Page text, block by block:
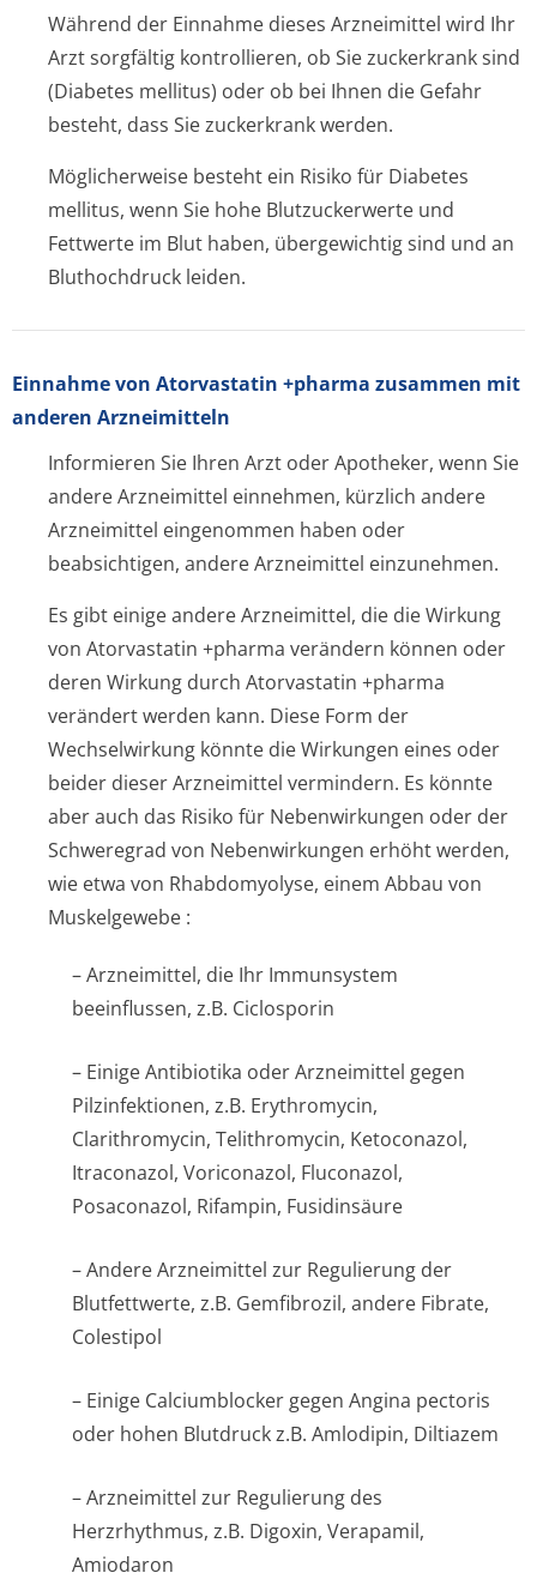
Während der Einnahme dieses Arzneimittel wird Ihr
Arzt sorgfältig kontrollieren, ob Sie zuckerkrank sind
(Diabetes mellitus) oder ob bei Ihnen die Gefahr
besteht, dass Sie zuckerkrank werden.
Möglicherweise besteht ein Risiko für Diabetes
mellitus, wenn Sie hohe Blutzuckerwerte und
Fettwerte im Blut haben, übergewichtig sind und an
Bluthochdruck leiden.
Einnahme von Atorvastatin +pharma zusammen mit
anderen Arzneimitteln
Informieren Sie Ihren Arzt oder Apotheker, wenn Sie
andere Arzneimittel einnehmen, kürzlich andere
Arzneimittel eingenommen haben oder
beabsichtigen, andere Arzneimittel einzunehmen.
Es gibt einige andere Arzneimittel, die die Wirkung
von Atorvastatin +pharma verändern können oder
deren Wirkung durch Atorvastatin +pharma
verändert werden kann. Diese Form der
Wechselwirkung könnte die Wirkungen eines oder
beider dieser Arzneimittel vermindern. Es könnte
aber auch das Risiko für Nebenwirkungen oder der
Schweregrad von Nebenwirkungen erhöht werden,
wie etwa von Rhabdomyolyse, einem Abbau von
Muskelgewebe :
– Arzneimittel, die Ihr Immunsystem
beeinflussen, z.B. Ciclosporin
– Einige Antibiotika oder Arzneimittel gegen
Pilzinfektionen, z.B. Erythromycin,
Clarithromycin, Telithromycin, Ketoconazol,
Itraconazol, Voriconazol, Fluconazol,
Posaconazol, Rifampin, Fusidinsäure
– Andere Arzneimittel zur Regulierung der
Blutfettwerte, z.B. Gemfibrozil, andere Fibrate,
Colestipol
– Einige Calciumblocker gegen Angina pectoris
oder hohen Blutdruck z.B. Amlodipin, Diltiazem
– Arzneimittel zur Regulierung des
Herzrhythmus, z.B. Digoxin, Verapamil,
Amiodaron